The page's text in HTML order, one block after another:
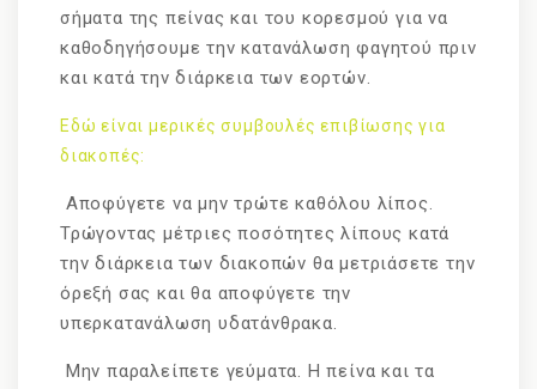
σήματα της πείνας και του κορεσμού για να
καθοδηγήσουμε την κατανάλωση φαγητού πριν
και κατά την διάρκεια των εορτών.
Εδώ είναι μερικές συμβουλές επιβίωσης για
διακοπές:
Αποφύγετε να μην τρώτε καθόλου λίπος.
Τρώγοντας μέτριες ποσότητες λίπους κατά
την διάρκεια των διακοπών θα μετριάσετε την
όρεξή σας και θα αποφύγετε την
υπερκατανάλωση υδατάνθρακα.
Μην παραλείπετε γεύματα. Η πείνα και τα